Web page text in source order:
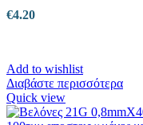
€4.20
Add to wishlist
Διαβάστε περισσότερα
Quick view